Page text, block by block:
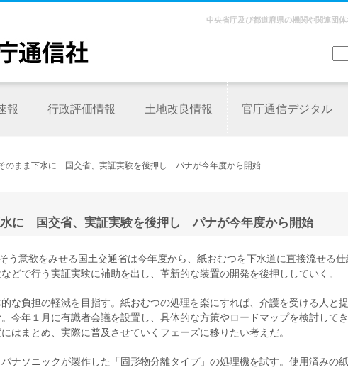
中央省庁及び都道府県の機関や関連団
報 行政評価情報 土地改良情報 官庁通信デジタル
のまま下水に 国交省、実証実験を後押し パナが今年度から開始
水に 国交省、実証実験を後押し パナが今年度から開始
う意欲をみせる国土交通省は今年度から、紙おむつを下水道に直接流せる仕
どで行う実証実験に補助を出し、革新的な装置の開発を後押ししていく。
な負担の軽減を目指す。紙おむつの処理を楽にすれば、介護を受ける人と
今年１月に有識者会議を設置し、具体的な方策やロードマップを検討して
はまとめ、実際に普及させていくフェーズに移りたい考えだ。
ナソニックが製作した「固形物分離タイプ」の処理機を試す。使用済みの